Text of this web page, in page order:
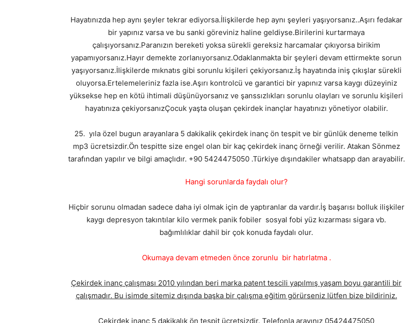
Hayatınızda hep aynı şeyler tekrar ediyorsa.İlişkilerde hep aynı şeyleri yaşıyorsanız..Aşırı fedakar
bir yapınız varsa ve bu sanki göreviniz haline geldiyse.Birilerini kurtarmaya
çalışıyorsanız.Paranızın bereketi yoksa sürekli gereksiz harcamalar çıkıyorsa birikim
yapamıyorsanız.Hayır demekte zorlanıyorsanız.Odaklanmakta bir şeyleri devam ettirmekte sorun
yaşıyorsanız.İlişkilerde mıknatıs gibi sorunlu kişileri çekiyorsanız.İş hayatında iniş çıkışlar sürekli
oluyorsa.Ertelemeleriniz fazla ise.Aşırı kontrolcü ve garantici bir yapınız varsa kaygı düzeyiniz
yüksekse hep en kötü ihtimali düşünüyorsanız ve şanssızlıkları sorunlu olayları ve sorunlu kişileri
hayatınıza çekiyorsanızÇocuk yaşta oluşan çekirdek inançlar hayatınızı yönetiyor olabilir.
25. yıla özel bugun arayanlara 5 dakikalik çekirdek inanç ön tespit ve bir günlük deneme telkin
mp3 ücretsizdir.Ön tespitte size engel olan bir kaç çekirdek inanç örneği verilir. Atakan Sönmez
tarafından yapılır ve bilgi amaçlıdır. +90 5424475050 .Türkiye dışındakiler whatsapp dan arayabilir.
Hangi sorunlarda faydalı olur?
Hiçbir sorunu olmadan sadece daha iyi olmak için de yaptıranlar da vardır.İş başarısı bolluk ilişkiler
kaygı depresyon takıntılar kilo vermek panik fobiler sosyal fobi yüz kızarması sigara vb.
bağımlılıklar dahil bir çok konuda faydalı olur.
Okumaya devam etmeden önce zorunlu bir hatırlatma .
Çekirdek inanç çalışması 2010 yılından beri marka patent tescili yapılmış yaşam boyu garantili bir
çalışmadır. Bu isimde sitemiz dışında başka bir çalışma eğitim görürseniz lütfen bize bildiriniz.
Çekirdek inanç 5 dakikalık ön tespit ücretsizdir. Telefonla arayınız 05424475050